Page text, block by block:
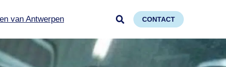
van Antwerpen CONTACT